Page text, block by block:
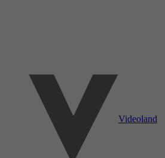
Videoland